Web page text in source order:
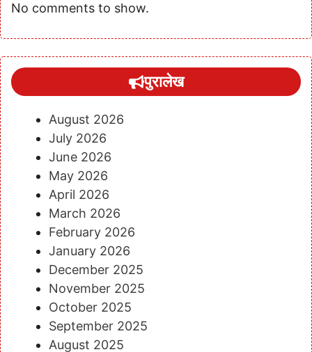
No comments to show.
पुरालेख
August 2026
July 2026
June 2026
May 2026
April 2026
March 2026
February 2026
January 2026
December 2025
November 2025
October 2025
September 2025
August 2025